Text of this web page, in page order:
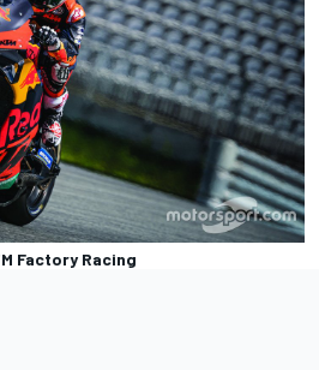
Factory Racing